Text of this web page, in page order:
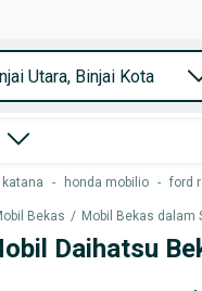
katana - honda mobilio - ford
Bekas / Mobil Bekas dalam
Daihatsu